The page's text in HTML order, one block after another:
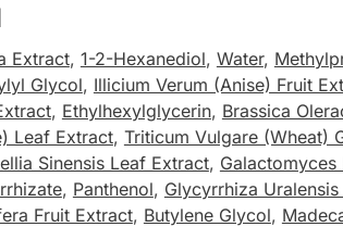
Extract, 1-2-Hexanediol, Water,
Glycol, Illicium Verum (Anise) Fruit
, Ethylhexylglycerin, Brassica
Leaf Extract, Triticum Vulgare (Wheat)
Sinensis Leaf Extract, Galactomyces
, Panthenol, Glycyrrhiza
Fruit Extract, Butylene Glycol,